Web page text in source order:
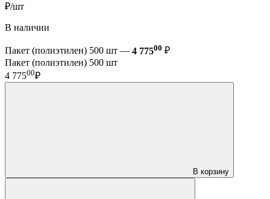
₽/шт
В наличии
Пакет (полиэтилен) 500 шт — 4 77500 ₽
Пакет (полиэтилен) 500 шт
4 77500₽
В корзину